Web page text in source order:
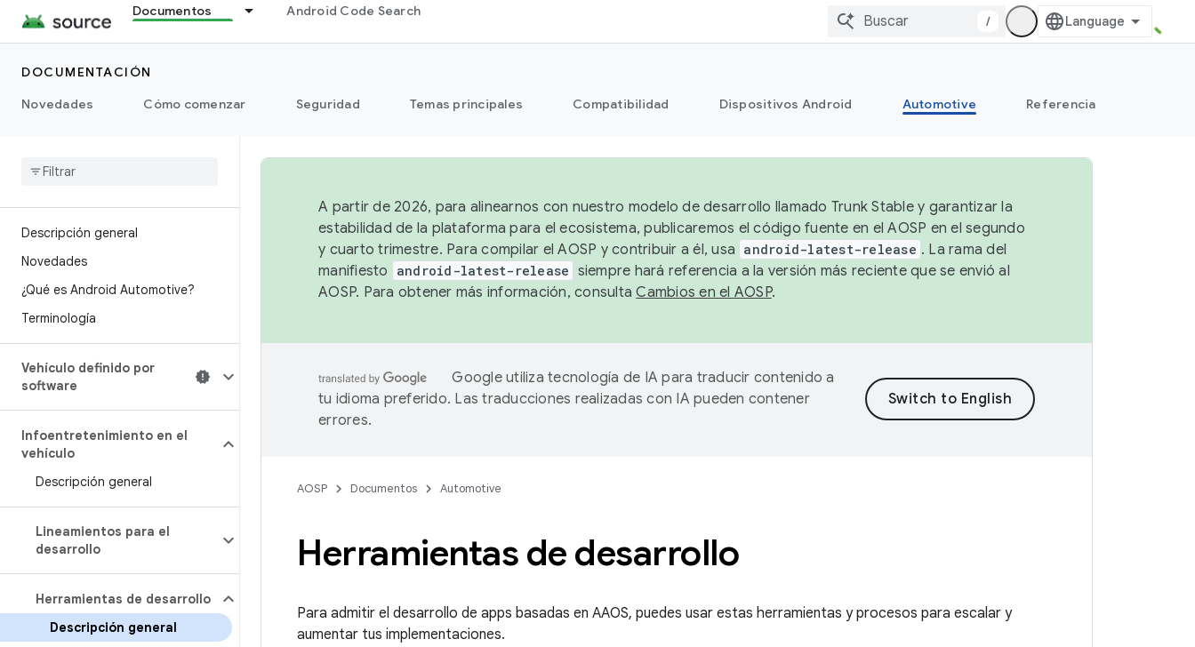
Documentos Android Code Search
/
DOCUMENTACIÓN
Novedades
Cómo comenzar Seguridad Temas principales Compatibilidad Dispositivos Android Automotive Referencia
Descripción general
Novedades
¿Qué es Android Automotive?
Terminología
Vehículo definido por
software
Infoentretenimiento en el
vehículo
Descripción general
Lineamientos para el
desarrollo
Herramientas de desarrollo
Descripción general
A partir de 2026, para alinearnos con nuestro modelo de desarrollo llamado Trunk Stable y garantizar la
estabilidad de la plataforma para el ecosistema, publicaremos el código fuente en el AOSP en el segundo
y cuarto trimestre. Para compilar el AOSP y contribuir a él, usa android-latest-release . La rama del
manifiesto
android-latest-release siempre hará referencia a la versión más reciente que se envió al
AOSP. Para obtener más información, consultaCambios en el AOSP.
Google utiliza tecnología de IA para traducir contenido a
tu idioma preferido. Las traducciones realizadas con IA pueden contener
errores.
AOSP Documentos Automotive
Herramientas de desarrollo
Para admitir el desarrollo de apps basadas en AAOS, puedes usar estas herramientas y procesos para escalar y
aumentar tus implementaciones.